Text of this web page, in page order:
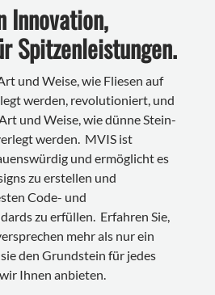
Innovation,
Spitzenleistungen.
und Weise, wie Fliesen auf
werden, revolutioniert, und
und Weise, wie dünne Stein-
werden. MVIS ist
und ermöglicht es
zu erstellen und
Code- und
zu erfüllen. Erfahren Sie,
mehr als nur ein
den Grundstein für jedes
Ihnen anbieten.